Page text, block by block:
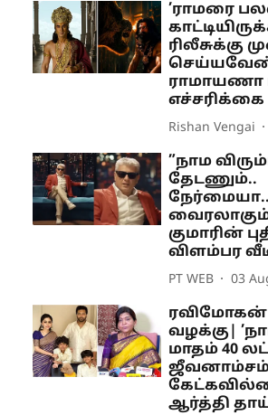
’ராமரை
ரிலீசுக்கு
ராமாயணா
எச்சரிக்கை
Rishan Vengai
”நாம
தேடணும்..
குமாரின்
விளம்பர
PT WEB 03
ரவிமோகன்
வழக்கு|
மாதம் 40
ஆர்த்தி